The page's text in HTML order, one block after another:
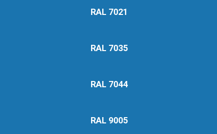
RAL 7021
RAL 7035
RAL 7044
RAL 9005